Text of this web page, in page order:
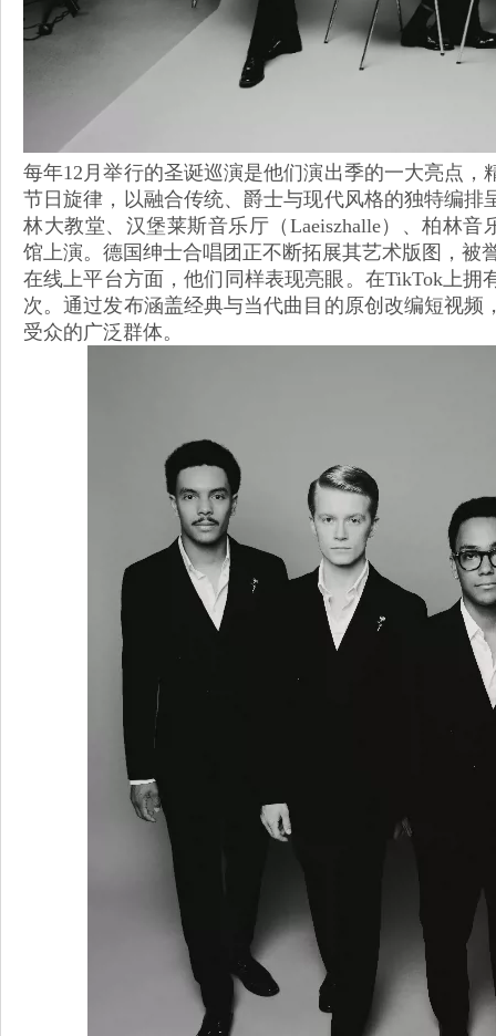
每年12月举行的圣诞巡演是他们演出季的一大亮点
节日旋律，以融合传统、爵士与现代风格的独特编排
林大教堂、汉堡莱斯音乐厅（Laeiszhalle）、柏林音
馆上演。德国绅士合唱团正不断拓展其艺术版图，被
在线上平台方面，他们同样表现亮眼。在TikTok上拥
次。通过发布涵盖经典与当代曲目的原创改编短视
受众的广泛群体。